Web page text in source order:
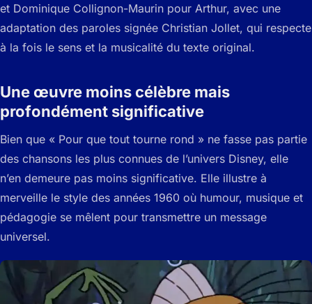
et Dominique Collignon-Maurin pour Arthur, avec une
adaptation des paroles signée Christian Jollet, qui respecte
à la fois le sens et la musicalité du texte original.
Une œuvre moins célèbre mais
profondément significative
Bien que « Pour que tout tourne rond » ne fasse pas partie
des chansons les plus connues de l’univers Disney, elle
n’en demeure pas moins significative. Elle illustre à
merveille le style des années 1960 où humour, musique et
pédagogie se mêlent pour transmettre un message
universel.